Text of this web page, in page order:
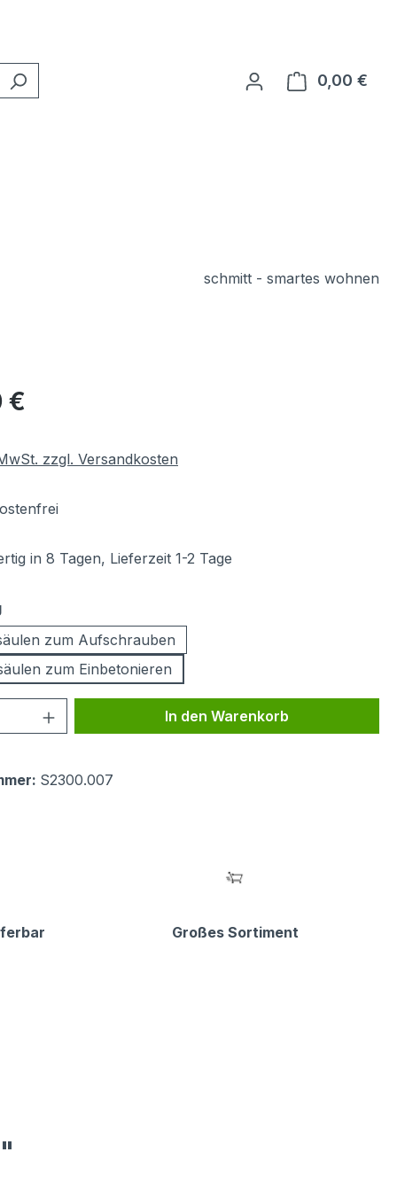
0,00 €
schmitt - smartes wohnen
€
zzgl. Versandkosten
in 8 Tagen, Lieferzeit 1-2 Tage
auswählen
zum Aufschrauben
zum Einbetonieren
Anzahl: Gib den gewünschten Wert
In den Warenkorb
S2300.007
Großes Sortiment